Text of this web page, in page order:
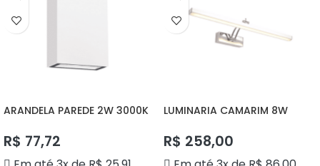
ARANDELA PAREDE 2W 3000K
R$ 77,72
LUMINARIA CAMARIM 8W
R$ 258,00